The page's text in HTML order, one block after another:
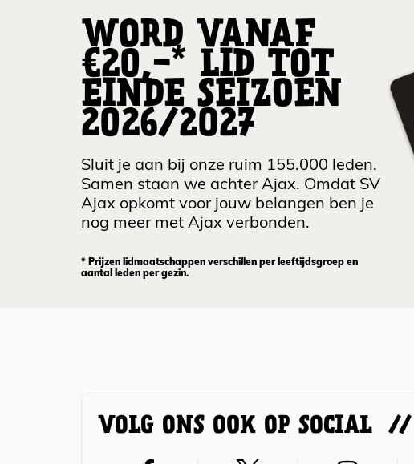
WORD VANAF
€20,-* LID TOT
EINDE SEIZOEN
2026/2027
Sluit je aan bij onze ruim 155.000 leden.
Samen staan we achter Ajax. Omdat SV
Ajax opkomt voor jouw belangen ben je
nog meer met Ajax verbonden.
* Prijzen lidmaatschappen verschillen per leeftijdsgroep en
aantal leden per gezin.
VOLG ONS OOK OP SOCIAL